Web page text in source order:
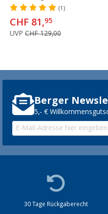
(1)
CHF 81,95
UVP CHF 129,00
Berger
5,- €
30 Tage Rückgaberecht